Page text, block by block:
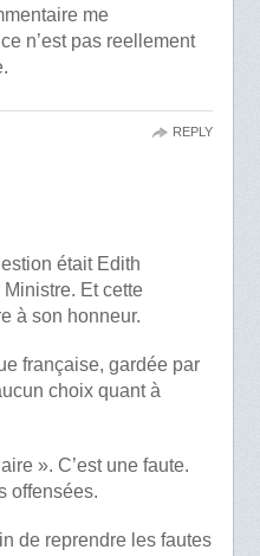
me
n’est pas reellement
était Edith
Et cette
à son honneur.
française, gardée par
choix quant à
». C’est une faute.
offensées.
de reprendre les fautes
REPLY